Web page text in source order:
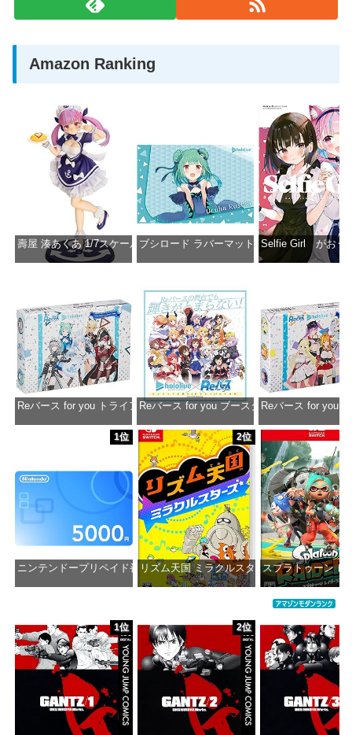
Amazon Ranking
壽屋 湊あくあ 1/7スケール PVC製 塗装済み完成品フィギュア PP942
ブシロード ラバーマットコレクション
Selfie Girl がおう
Reバース for you トライアルデッキ ホロライブプロダクション ver.ホロ
価格：¥1,650
Reバース for you ブースターパック ホロライ
価格：¥2,980
Reバース for you
価格：
1位
ニンテンドープリペイド番号 5000円|オンラインコード版
2位
リズム天国 ミラクルスターズ -Switch
スプラトゥーン レ
1位 2位